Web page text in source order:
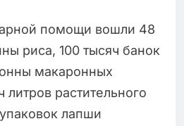
помощи вошли 48
риса, 100 тысяч банок
макаронных
литров растительного
лапши